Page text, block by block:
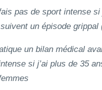
pas de sport intense
un épisode
un bilan médical
si j’ai plus de 35